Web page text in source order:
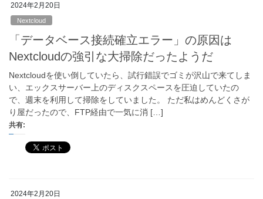
2024年2月20日
Nextcloud
「データベース接続確立エラー」の原因は
Nextcloudの強引な大掃除だったようだ
Nextcloudを使い倒していたら、試行錯誤でゴミが沢山で来てしま
い、エックスサーバー上のディスクスペースを圧迫していたの
で、週末を利用して掃除をしていました。 ただ私はめんどくさが
り屋だったので、FTP経由で一気に消 […]
共有:
2024年2月20日